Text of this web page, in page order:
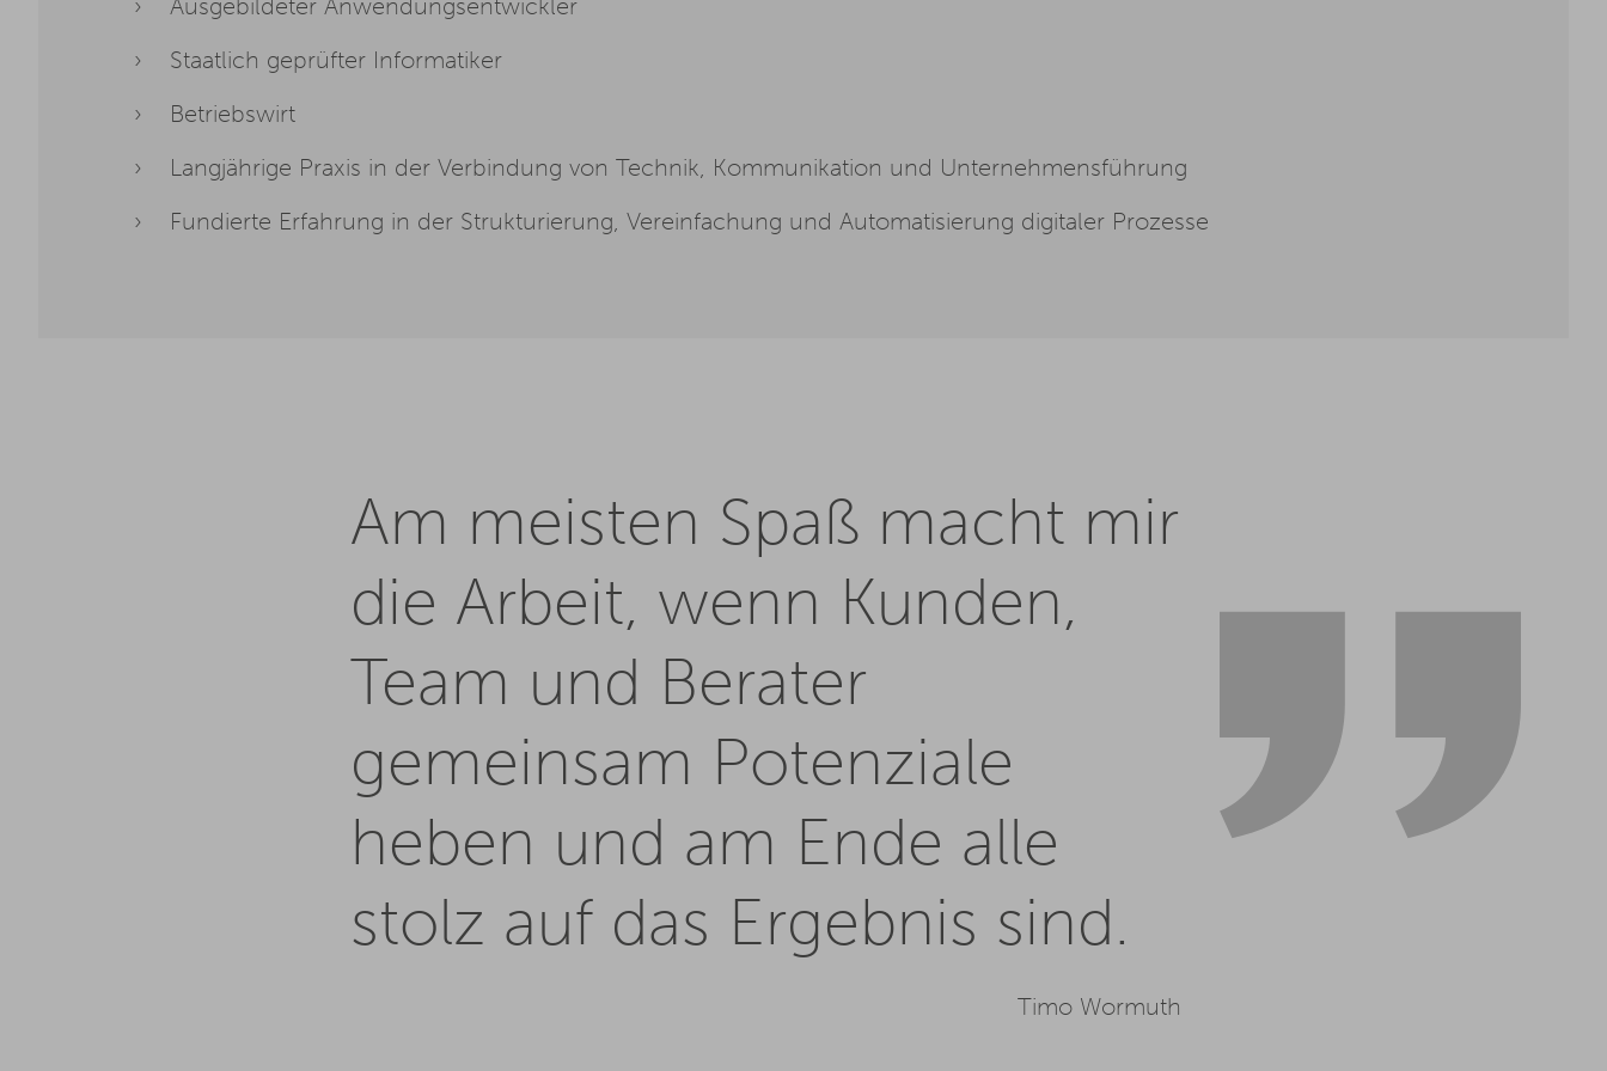
Ausgebildeter Anwendungsentwickler
Staatlich geprüfter Informatiker
Betriebswirt
Langjährige Praxis in der Verbindung von Technik, Kommunikation und Unternehmensführung
Fundierte Erfahrung in der Strukturierung, Vereinfachung und Automatisierung digitaler Prozesse
Am meisten Spaß macht mir
die Arbeit, wenn Kunden,
Team und Berater
gemeinsam Potenziale
heben und am Ende alle
stolz auf das Ergebnis sind.
Timo Wormuth